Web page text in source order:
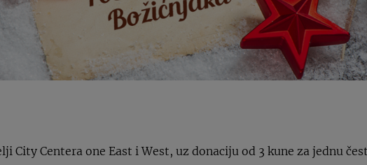
City Centera one East i West, uz donaciju od 3 kune za jednu